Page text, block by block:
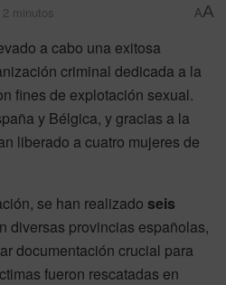
minutos AA
a cabo una exitosa
criminal dedicada a la
fines de explotación sexual.
y Bélgica, y gracias a la
liberado a cuatro mujeres de
se han realizado seis
diversas provincias españolas,
documentación crucial para
fueron rescatadas en